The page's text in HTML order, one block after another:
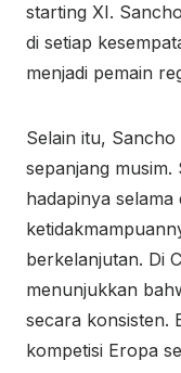
starting XI.
di setiap
menjadi pemain
Selain itu,
sepanjang musim.
hadapinya
berkelanjutan. Di
menunjukkan
secara konsisten.
kompetisi Eropa